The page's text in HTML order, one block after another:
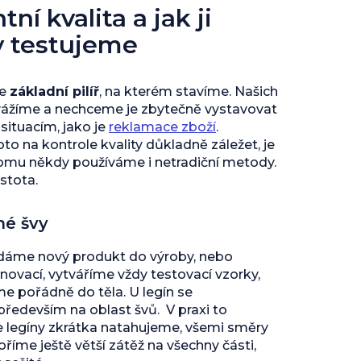
kvalita a jak ji
testujeme
základní pilíř, na kterém stavíme. Našich
a nechceme je zbytečně vystavovat
jako je reklamace zboží.
na kontrole kvality důkladně záležet, je
někdy používáme i netradiční metody.
švy
nový produkt do výroby, nebo
vytváříme vždy testovací vzorky,
pořádně do těla. U legín se
na oblast švů. V praxi to
legíny zkrátka natahujeme, všemi směry
ještě větší zátěž na všechny části,